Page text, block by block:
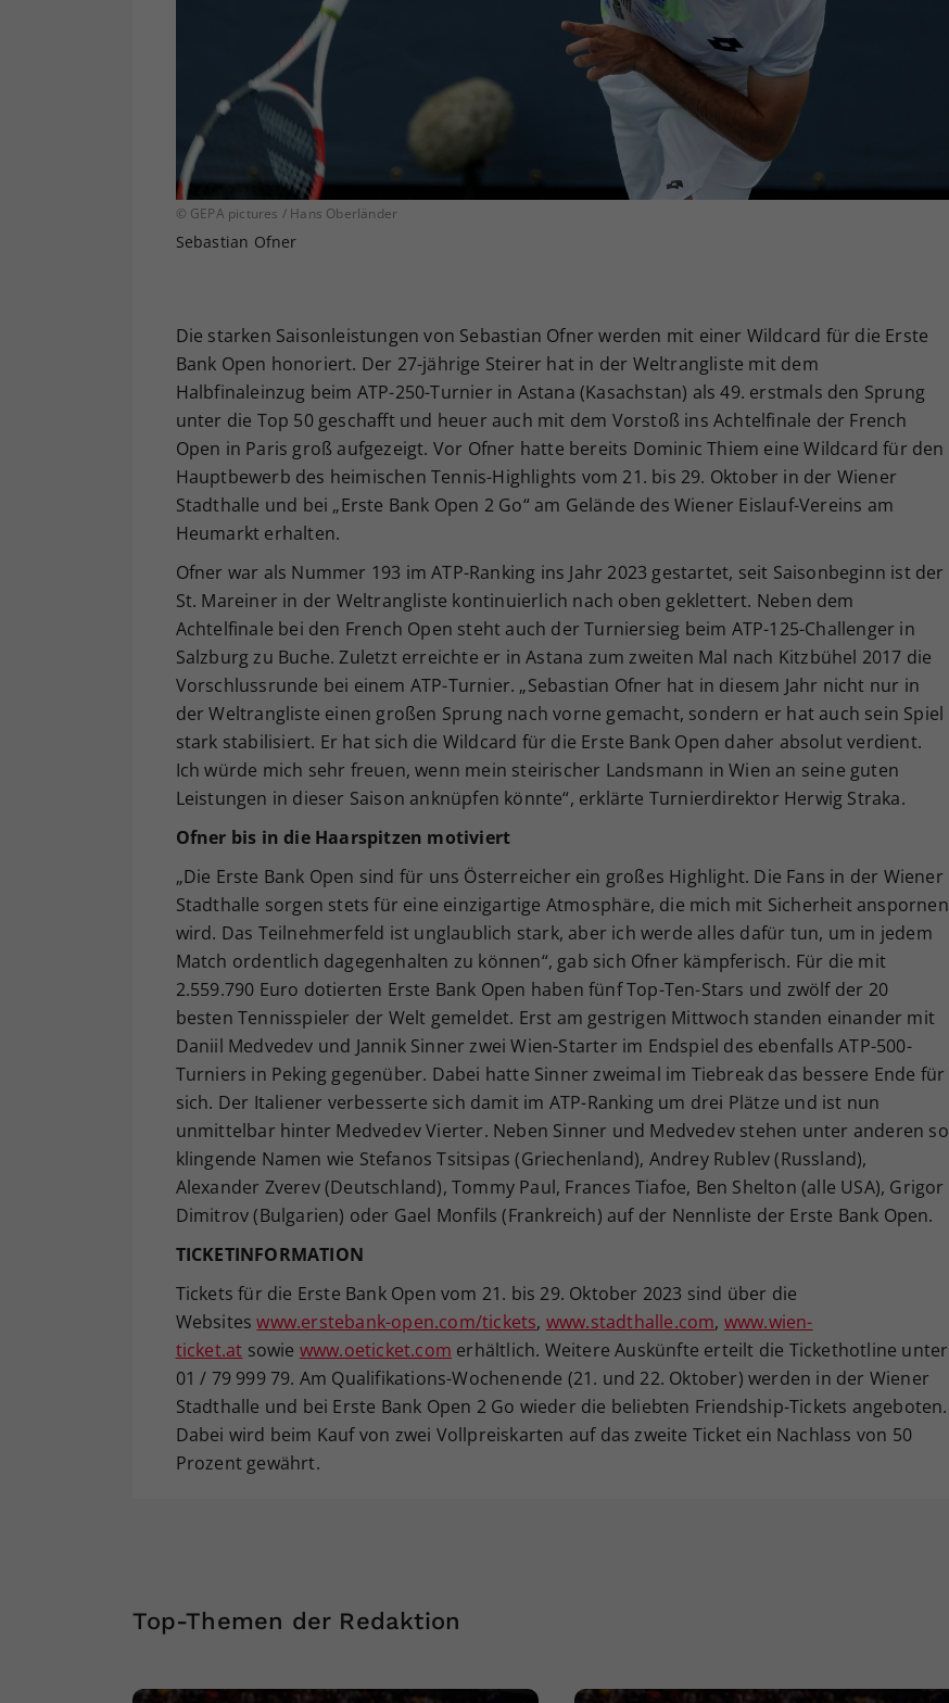
© GEPA pictures / Hans Oberländer
Sebastian Ofner
Die starken Saisonleistungen von Sebastian Ofner werden mit einer Wildcard für die Erste
Bank Open honoriert. Der 27-jährige Steirer hat in der Weltrangliste mit dem
Halbfinaleinzug beim ATP-250-Turnier in Astana (Kasachstan) als 49. erstmals den Sprung
unter die Top 50 geschafft und heuer auch mit dem Vorstoß ins Achtelfinale der French
Open in Paris groß aufgezeigt. Vor Ofner hatte bereits Dominic Thiem eine Wildcard für den
Hauptbewerb des heimischen Tennis-Highlights vom 21. bis 29. Oktober in der Wiener
Stadthalle und bei „Erste Bank Open 2 Go“ am Gelände des Wiener Eislauf-Vereins am
Heumarkt erhalten.
Ofner war als Nummer 193 im ATP-Ranking ins Jahr 2023 gestartet, seit Saisonbeginn ist der
St. Mareiner in der Weltrangliste kontinuierlich nach oben geklettert. Neben dem
Achtelfinale bei den French Open steht auch der Turniersieg beim ATP-125-Challenger in
Salzburg zu Buche. Zuletzt erreichte er in Astana zum zweiten Mal nach Kitzbühel 2017 die
Vorschlussrunde bei einem ATP-Turnier. „Sebastian Ofner hat in diesem Jahr nicht nur in
der Weltrangliste einen großen Sprung nach vorne gemacht, sondern er hat auch sein Spiel
stark stabilisiert. Er hat sich die Wildcard für die Erste Bank Open daher absolut verdient.
Ich würde mich sehr freuen, wenn mein steirischer Landsmann in Wien an seine guten
Leistungen in dieser Saison anknüpfen könnte“, erklärte Turnierdirektor Herwig Straka.
Ofner bis in die Haarspitzen motiviert
„Die Erste Bank Open sind für uns Österreicher ein großes Highlight. Die Fans in der Wiener
Stadthalle sorgen stets für eine einzigartige Atmosphäre, die mich mit Sicherheit anspornen
wird. Das Teilnehmerfeld ist unglaublich stark, aber ich werde alles dafür tun, um in jedem
Match ordentlich dagegenhalten zu können“, gab sich Ofner kämpferisch. Für die mit
2.559.790 Euro dotierten Erste Bank Open haben fünf Top-Ten-Stars und zwölf der 20
besten Tennisspieler der Welt gemeldet. Erst am gestrigen Mittwoch standen einander mit
Daniil Medvedev und Jannik Sinner zwei Wien-Starter im Endspiel des ebenfalls ATP-500-
Turniers in Peking gegenüber. Dabei hatte Sinner zweimal im Tiebreak das bessere Ende für
sich. Der Italiener verbesserte sich damit im ATP-Ranking um drei Plätze und ist nun
unmittelbar hinter Medvedev Vierter. Neben Sinner und Medvedev stehen unter anderen so
klingende Namen wie Stefanos Tsitsipas (Griechenland), Andrey Rublev (Russland),
Alexander Zverev (Deutschland), Tommy Paul, Frances Tiafoe, Ben Shelton (alle USA), Grigor
Dimitrov (Bulgarien) oder Gael Monfils (Frankreich) auf der Nennliste der Erste Bank Open.
TICKETINFORMATION
Tickets für die Erste Bank Open vom 21. bis 29. Oktober 2023 sind über die
Websiteswww.erstebank-open.com/tickets, www.stadthalle.com, www.wien-
ticket.at sowie www.oeticket.com erhältlich. Weitere Auskünfte erteilt die Tickethotline unter
01 / 79 999 79. Am Qualifikations-Wochenende (21. und 22. Oktober) werden in der Wiener
Stadthalle und bei Erste Bank Open 2 Go wieder die beliebten Friendship-Tickets angeboten.
Dabei wird beim Kauf von zwei Vollpreiskarten auf das zweite Ticket ein Nachlass von 50
Prozent gewährt.
Top-Themen der Redaktion
Ihrer vorgenommen Einstellungen, falls der
Webseiten-Betreiber dies eingestellt hat.